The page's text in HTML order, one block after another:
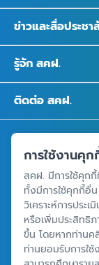
ข่าวและสื่อประช
รู้จัก สคฝ.
ติดต่อ สคฝ.
อาคารเอสเจ อิน
ถนนวิภาวดีรังสิต
ศูนย์ข้อมูลคุ้มคร
การใช้งานคุ
สคฝ. มีการใช้คุกกี้
ทั้งมีการใช้คุกกี้อื่
วิเคราะห์การประ
หรือเพิ่มประสิทธิภ
ขึ้น โดยหากท่านค
ท่านยอมรับการใ